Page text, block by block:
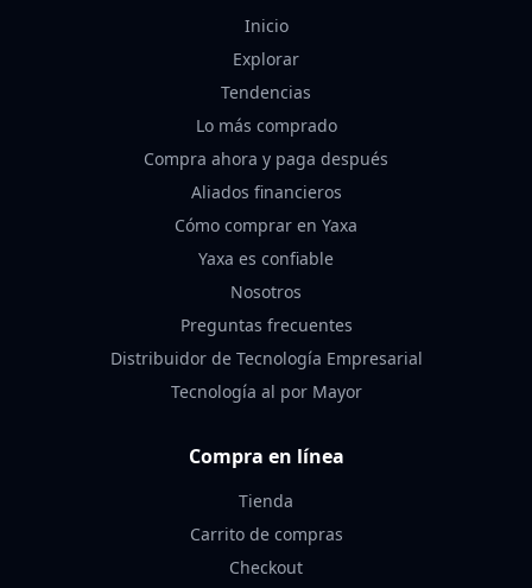
Inicio
Explorar
Tendencias
Lo más comprado
Compra ahora y paga después
Aliados financieros
Cómo comprar en Yaxa
Yaxa es confiable
Nosotros
Preguntas frecuentes
Distribuidor de Tecnología Empresarial
Tecnología al por Mayor
Compra en línea
Tienda
Carrito de compras
Checkout